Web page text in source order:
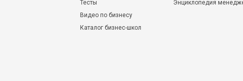
Тесты
Видео по бизнесу
Каталог бизнес-школ
Энциклопедия